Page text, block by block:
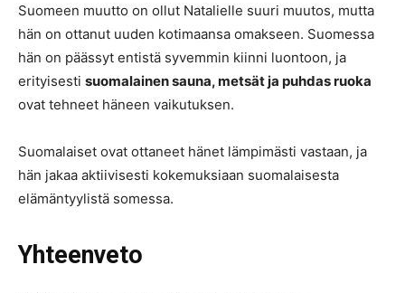
Suomeen muutto on ollut Natalielle suuri muutos, mutta
hän on ottanut uuden kotimaansa omakseen. Suomessa
hän on päässyt entistä syvemmin kiinni luontoon, ja
erityisesti suomalainen sauna, metsät ja puhdas ruoka
ovat tehneet häneen vaikutuksen.
Suomalaiset ovat ottaneet hänet lämpimästi vastaan, ja
hän jakaa aktiivisesti kokemuksiaan suomalaisesta
elämäntyylistä somessa.
Yhteenveto